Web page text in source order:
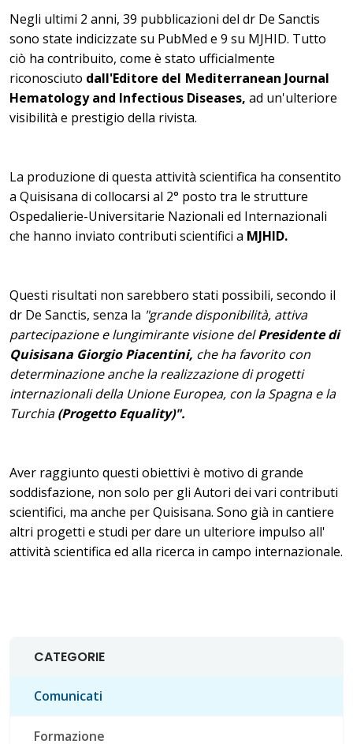
Negli ultimi 2 anni, 39 pubblicazioni del dr De Sanctis
sono state indicizzate su PubMed e 9 su MJHID. Tutto
ciò ha contribuito, come è stato ufficialmente
riconosciuto dall'Editore del Mediterranean Journal
Hematology and Infectious Diseases, ad un'ulteriore
visibilità e prestigio della rivista.
La produzione di questa attività scientifica ha consentito
a Quisisana di collocarsi al 2° posto tra le strutture
Ospedalierie-Universitarie Nazionali ed Internazionali
che hanno inviato contributi scientifici a MJHID.
Questi risultati non sarebbero stati possibili, secondo il
dr De Sanctis, senza la "grande disponibilità, attiva
partecipazione e lungimirante visione delPresidente di
Quisisana Giorgio Piacentini, che ha favorito con
determinazione anche la realizzazione di progetti
internazionali della Unione Europea, con la Spagna e la
Turchia(Progetto Equality)".
Aver raggiunto questi obiettivi è motivo di grande
soddisfazione, non solo per gli Autori dei vari contributi
scientifici, ma anche per Quisisana. Sono già in cantiere
altri progetti e studi per dare un ulteriore impulso all'
attività scientifica ed alla ricerca in campo internazionale.
CATEGORIE
Comunicati
Formazione